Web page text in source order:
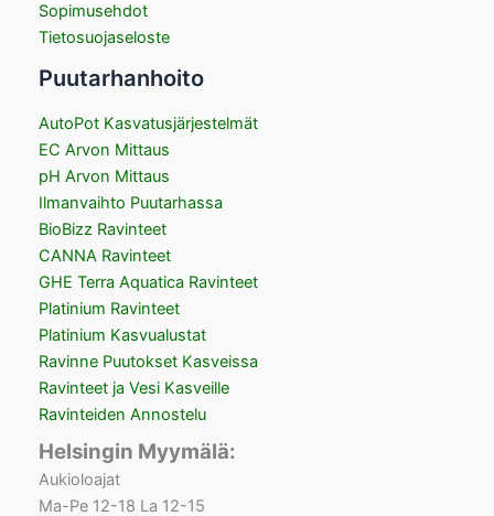
Sopimusehdot
Tietosuojaseloste
Puutarhanhoito
AutoPot Kasvatusjärjestelmät
EC Arvon Mittaus
pH Arvon Mittaus
Ilmanvaihto Puutarhassa
BioBizz Ravinteet
CANNA Ravinteet
GHE Terra Aquatica Ravinteet
Platinium Ravinteet
Platinium Kasvualustat
Ravinne Puutokset Kasveissa
Ravinteet ja Vesi Kasveille
Ravinteiden Annostelu
Helsingin Myymälä:
Aukioloajat
Ma-Pe 12-18 La 12-15